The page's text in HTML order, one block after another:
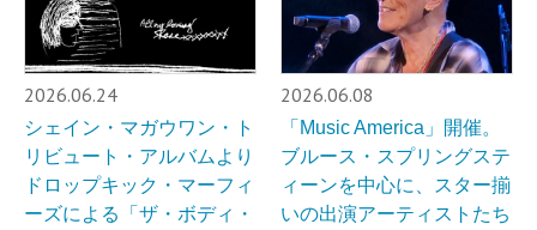
2026.06.24
シェイン・マガウワン・ト
リビュート・アルバムより
ドロップキック・マーフィ
ーズによる「ザ・ボディ・
2026.06.08
「Music America」開催。
ブルース・スプリングステ
ィーンを中心に、スター揃
いの出演アーティストたち